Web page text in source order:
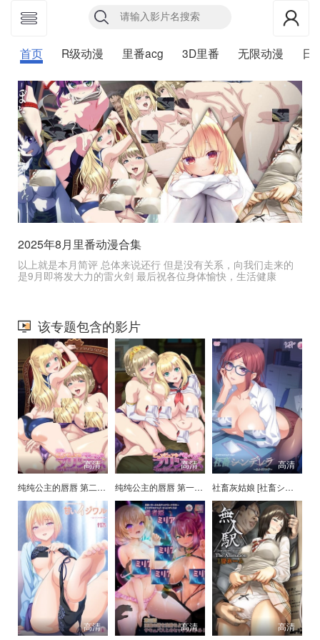
首页 R级动漫 里番acg 3D里番 无限动漫 日
2025年8月里番动漫合集
以上就是本月简评 总体来说还行 但是没有关系，向我们走来的
是9月即将发大力的雷火剑 最后祝各位身体愉快，生活健康
该专题包含的影片
高清
纯纯公主的唇唇 第二话 [OVAピュアピュア ぺろぺろ プリンセス]
高清
纯纯公主的唇唇 第一话 [OVAピュアピュア ぺろぺろ プリンセス]
高清
社畜灰姑娘 [社畜シンデレラ ～あん・リアル～]
高清 高清 高清